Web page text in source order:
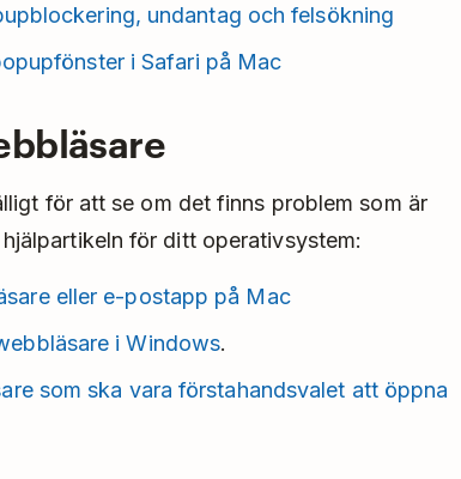
undantag och felsökning
i Safari på Mac
för att se om det finns problem som är
för ditt operativsystem:
eller e-postapp på Mac
i Windows.
som ska vara förstahandsvalet att öppna